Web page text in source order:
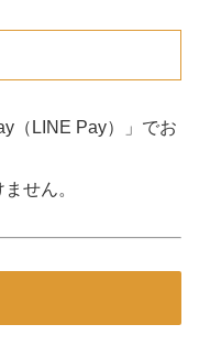
（LINE Pay）」でお
せん。